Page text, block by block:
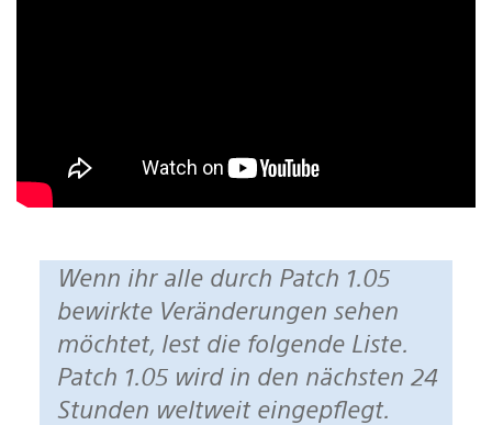
Wenn ihr alle durch Patch 1.05
bewirkte Veränderungen sehen
möchtet, lest die folgende Liste.
Patch 1.05 wird in den nächsten 24
Stunden weltweit eingepflegt.